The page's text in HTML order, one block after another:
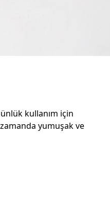
kullanım için
yumuşak ve